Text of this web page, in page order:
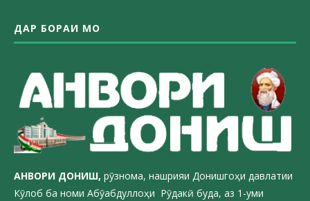
ДАР БОРАИ МО
АНВОРИ ДОНИШ, рӯзнома, нашрияи Донишгоҳи давлатии
Кӯлоб ба номи Абӯабдуллоҳи Рӯдакӣ буда, аз 1-уми